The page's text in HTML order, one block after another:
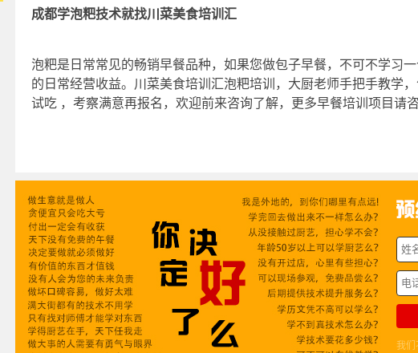
成都学泡粑技术就找川菜美食培训汇
泡粑是日常常见的畅销早餐品种，如果您做包子早餐，不可不学习
的日常经营收益。川菜美食培训汇泡粑培训，大厨老师手把手教学
试吃 ，考察满意再报名，欢迎前来咨询了解，更多早餐培训项目请
我们